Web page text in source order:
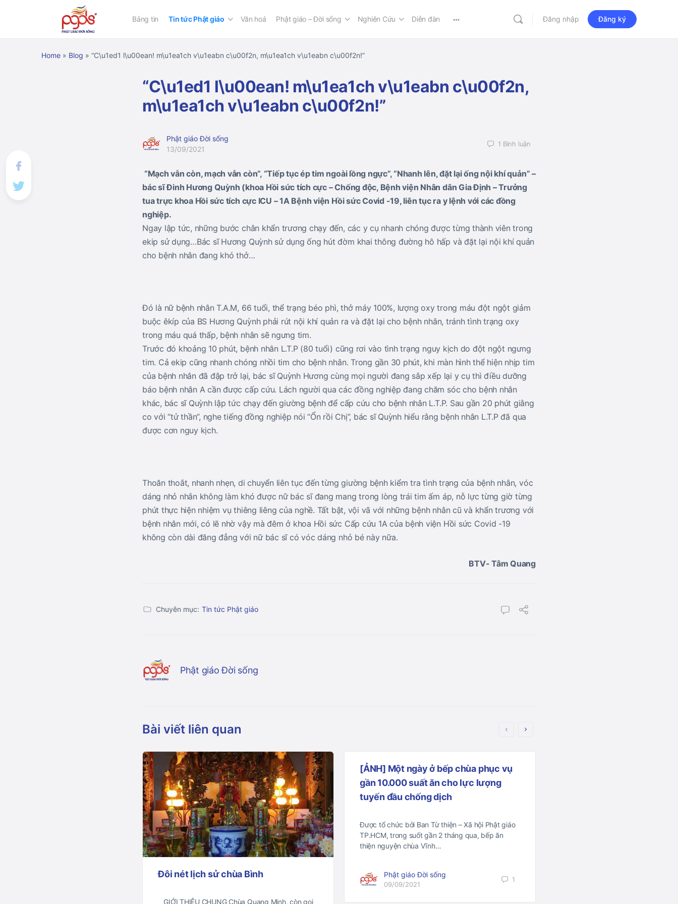
Bảng tin Tin tức Phật giáo Văn hoá Phật giáo – Đời sống Nghiên Cứu Diễn đàn Đăng nhập Đăng ký
Home » Blog » “C\u1ed1 l\u00ean! m\u1ea1ch v\u1eabn c\u00f2n, m\u1ea1ch v\u1eabn c\u00f2n!”
“C\u1ed1 l\u00ean! m\u1ea1ch v\u1eabn c\u00f2n,
m\u1ea1ch v\u1eabn c\u00f2n!”
Phật giáo Đời sống
13/09/2021
1 Bình luận
“Mạch vẫn còn, mạch vẫn còn”, “Tiếp tục ép tim ngoài lồng ngực”, “Nhanh lên, đặt lại ống nội khí quản” –
bác sĩ Đinh Hương Quỳnh (khoa Hồi sức tích cực – Chống độc, Bệnh viện Nhân dân Gia Định – Trưởng
tua trực khoa Hồi sức tích cực ICU – 1A Bệnh viện Hồi sức Covid -19, liên tục ra y lệnh với các đồng
nghiệp.
Ngay lập tức, những bước chân khẩn trương chạy đến, các y cụ nhanh chóng được từng thành viên trong
ekip sử dụng…Bác sĩ Hương Quỳnh sử dụng ống hút đờm khai thông đường hô hấp và đặt lại nội khí quản
cho bệnh nhân đang khó thở…
Đó là nữ bệnh nhân T.A.M, 66 tuổi, thể trạng béo phì, thở máy 100%, lượng oxy trong máu đột ngột giảm
buộc êkíp của BS Hương Quỳnh phải rút nội khí quản ra và đặt lại cho bệnh nhân, tránh tình trạng oxy
trong máu quá thấp, bệnh nhân sẽ ngưng tim.
Trước đó khoảng 10 phút, bệnh nhân L.T.P (80 tuổi) cũng rơi vào tình trạng nguy kịch do đột ngột ngưng
tim. Cả ekip cũng nhanh chóng nhồi tim cho bệnh nhân. Trong gần 30 phút, khi màn hình thể hiện nhịp tim
của bệnh nhân đã đập trở lại, bác sĩ Quỳnh Hương cùng mọi người đang sắp xếp lại y cụ thì điều dưỡng
báo bệnh nhân A cần được cấp cứu. Lách người qua các đồng nghiệp đang chăm sóc cho bệnh nhân
khác, bác sĩ Quỳnh lập tức chạy đến giường bệnh để cấp cứu cho bệnh nhân L.T.P. Sau gần 20 phút giằng
co với “tử thần”, nghe tiếng đồng nghiệp nói “Ổn rồi Chị”, bác sĩ Quỳnh hiểu rằng bệnh nhân L.T.P đã qua
được cơn nguy kịch.
Thoăn thoắt, nhanh nhẹn, di chuyển liên tục đến từng giường bệnh kiểm tra tình trạng của bệnh nhân, vóc
dáng nhỏ nhắn không làm khó được nữ bác sĩ đang mang trong lòng trái tim ấm áp, nỗ lực từng giờ từng
phút thực hiện nhiệm vụ thiêng liêng của nghề. Tất bật, vội vã với những bệnh nhân cũ và khẩn trương với
bệnh nhân mới, có lẽ nhờ vậy mà đêm ở khoa Hồi sức Cấp cứu 1A của bệnh viện Hồi sức Covid -19
không còn dài đăng đẳng với nữ bác sĩ có vóc dáng nhỏ bé này nữa.
BTV- Tâm Quang
Chuyên mục: Tin tức Phật giáo
Phật giáo Đời sống
Bài viết liên quan
Đôi nét lịch sử chùa Bình
GIỚI THIỆU CHUNG Chùa Quang Minh, còn gọi
[ẢNH] Một ngày ở bếp chùa phục vụ
gần 10.000 suất ăn cho lực lượng
tuyến đầu chống dịch
Được tổ chức bởi Ban Từ thiện – Xã hội Phật giáo
TP.HCM, trong suốt gần 2 tháng qua, bếp ăn
thiện nguyện chùa Vĩnh…
Phật giáo Đời sống
09/09/2021
1